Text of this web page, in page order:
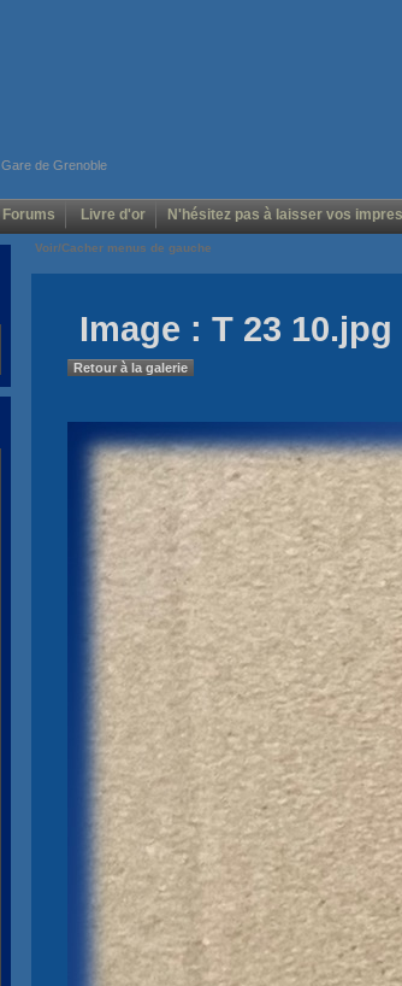
Gare de Grenoble
Forums Livre d'or N'hésitez pas à laisser vos
Voir/Cacher menus de gauche
Image : T 23 10.jpg
Retour à la galerie